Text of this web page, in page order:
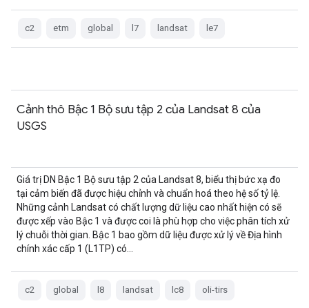
c2 etm global l7 landsat le7
Cảnh thô Bậc 1 Bộ sưu tập 2 của Landsat 8 của
USGS
Giá trị DN Bậc 1 Bộ sưu tập 2 của Landsat 8, biểu thị bức xạ đo
tại cảm biến đã được hiệu chỉnh và chuẩn hoá theo hệ số tỷ lệ.
Những cảnh Landsat có chất lượng dữ liệu cao nhất hiện có sẽ
được xếp vào Bậc 1 và được coi là phù hợp cho việc phân tích xử
lý chuỗi thời gian. Bậc 1 bao gồm dữ liệu được xử lý về Địa hình
chính xác cấp 1 (L1TP) có…
c2 global l8 landsat lc8 oli-tirs